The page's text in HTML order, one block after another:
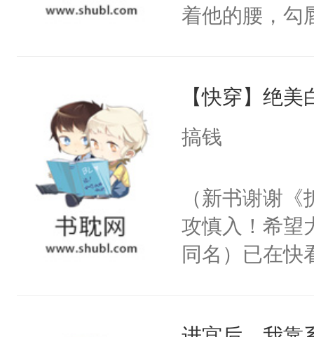
着他的腰，勾
来，给老公
用力——为你
【快穿】绝
搞钱
（新书谢谢
攻慎入！希望
同名）已在快